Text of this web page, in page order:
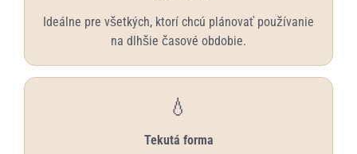
Ideálne pre všetkých, ktorí chcú plánovať používanie
na dlhšie časové obdobie.
💧
Tekutá forma